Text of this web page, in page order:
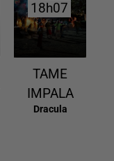
18h07
18h07
TAME
IMPALA
Dracula